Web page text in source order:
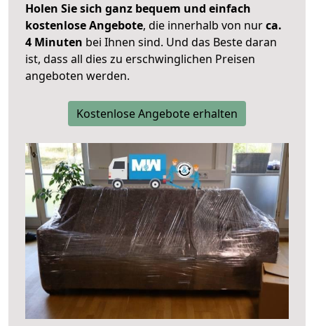
Holen Sie sich ganz bequem und einfach
kostenlose Angebote, die innerhalb von nurca.
4 Minuten bei Ihnen sind. Und das Beste daran
ist, dass all dies zu erschwinglichen Preisen
angeboten werden.
Kostenlose Angebote erhalten